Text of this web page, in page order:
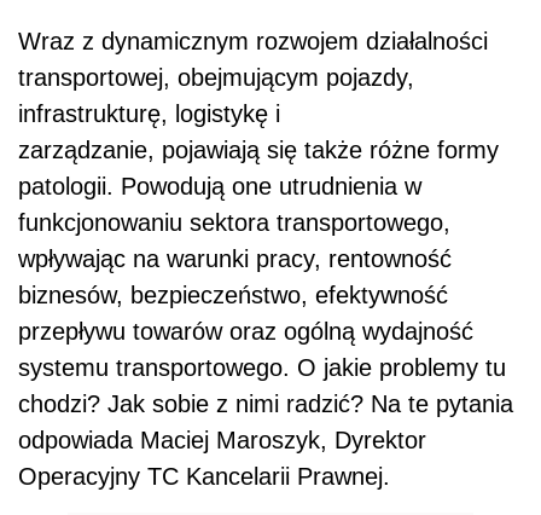
Wraz z dynamicznym rozwojem działalności
transportowej, obejmującym pojazdy,
infrastrukturę, logistykę i
zarządzanie, pojawiają się także różne formy
patologii. Powodują one utrudnienia w
funkcjonowaniu sektora transportowego,
wpływając na warunki pracy, rentowność
biznesów, bezpieczeństwo, efektywność
przepływu towarów oraz ogólną wydajność
systemu transportowego. O jakie problemy tu
chodzi? Jak sobie z nimi radzić? Na te pytania
odpowiada Maciej Maroszyk, Dyrektor
Operacyjny TC Kancelarii Prawnej.